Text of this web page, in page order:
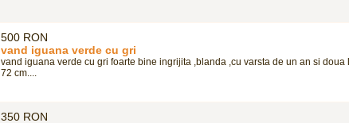
500 RON
vand iguana verde cu gri
vand iguana verde cu gri foarte bine ingrijita ,blanda ,cu varsta de un an si doua
72 cm....
350 RON